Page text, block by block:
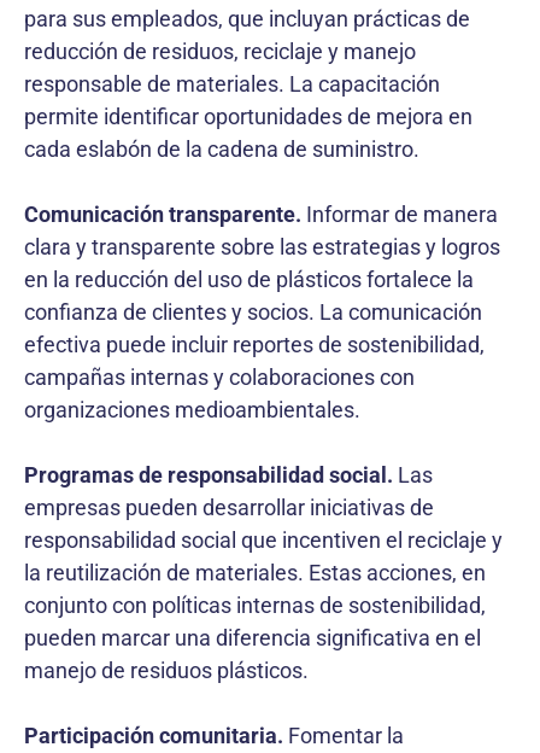
para sus empleados, que incluyan prácticas de
reducción de residuos, reciclaje y manejo
responsable de materiales. La capacitación
permite identificar oportunidades de mejora en
cada eslabón de la cadena de suministro.
Comunicación transparente. Informar de manera
clara y transparente sobre las estrategias y logros
en la reducción del uso de plásticos fortalece la
confianza de clientes y socios. La comunicación
efectiva puede incluir reportes de sostenibilidad,
campañas internas y colaboraciones con
organizaciones medioambientales.
Programas de responsabilidad social. Las
empresas pueden desarrollar iniciativas de
responsabilidad social que incentiven el reciclaje y
la reutilización de materiales. Estas acciones, en
conjunto con políticas internas de sostenibilidad,
pueden marcar una diferencia significativa en el
manejo de residuos plásticos.
Participación comunitaria. Fomentar la